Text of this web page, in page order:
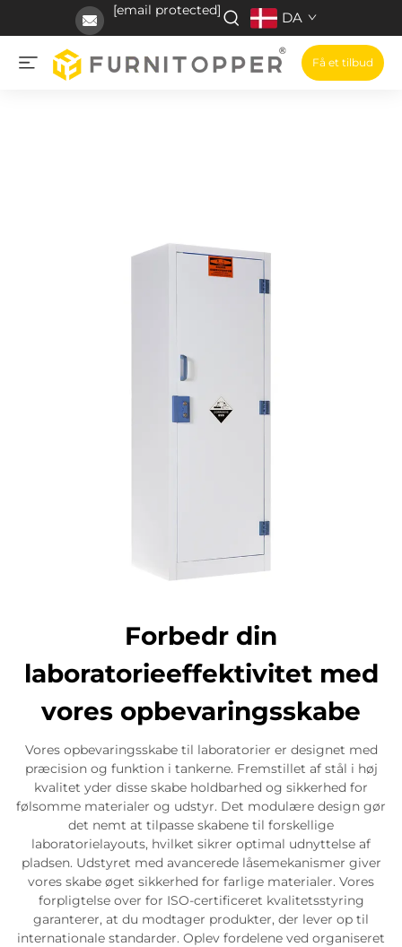
[email protected] DA
Få et tilbud
Forbedr din
laboratorieeffektivitet med
vores opbevaringsskabe
Vores opbevaringsskabe til laboratorier er designet med
præcision og funktion i tankerne. Fremstillet af stål i høj
kvalitet yder disse skabe holdbarhed og sikkerhed for
følsomme materialer og udstyr. Det modulære design gør
det nemt at tilpasse skabene til forskellige
laboratorielayouts, hvilket sikrer optimal udnyttelse af
pladsen. Udstyret med avancerede låsemekanismer giver
vores skabe øget sikkerhed for farlige materialer. Vores
forpligtelse over for ISO-certificeret kvalitetsstyring
garanterer, at du modtager produkter, der lever op til
internationale standarder. Oplev fordelene ved organiseret